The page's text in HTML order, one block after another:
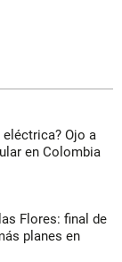
Ojo a
en Colombia
Flores: final de
planes en